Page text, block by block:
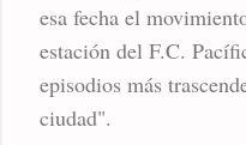
esa fecha el
estación del F.C.
episodios más
ciudad".